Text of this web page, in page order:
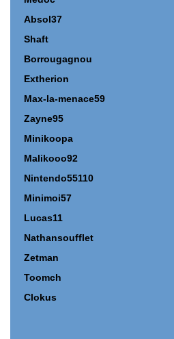
Absol37
Shaft
Borrougagnou
Extherion
Max-la-menace59
Zayne95
Minikoopa
Malikooo92
Nintendo55110
Minimoi57
Lucas11
Nathansoufflet
Zetman
Toomch
Clokus